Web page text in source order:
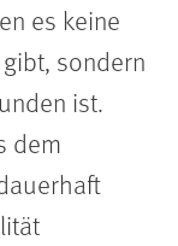
es keine
sondern
ist.
dem